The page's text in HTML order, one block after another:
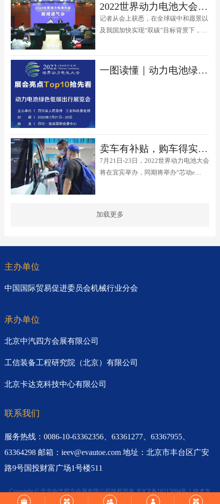
2022世界动力电池大会将于7月在四川宜宾举行 同期举办动力电池绿色低碳出行展览会
记者从会上获悉，在全球碳中和愿景以
及我国加快实现“双碳”目标背景下，由
2022年7月21日至23日在宜宾举行。这
是我国举办的首个世界级动力电池行业
一图读懂｜动力电池绿色出行展览会亮点Top10抢先看
卖车有补贴，购车得实惠！首届宜宾新能源汽车消费节7月举办
7月21日-23日，2022世界动力电池大会
将在宜宾举办，同期将举办“芯动e
加载更多
主办单位
中国国际贸易促进委员会机械行业分会
承办单位
北京中汽四方会展有限公司
工信装备工程研究院（北京）有限公司
北京卡达克科技中心有限公司
联系我们
服务热线：0086-10-63362356、63361277、63367955、
63364298 邮箱：ieev@evautoe.com 地址：北京市丰台区广安
路9号国投财富广场1号楼511
Copyright © 北京中汽四方会展有限公司版权所有京ICP备10215094号-1技术支
持：想象力